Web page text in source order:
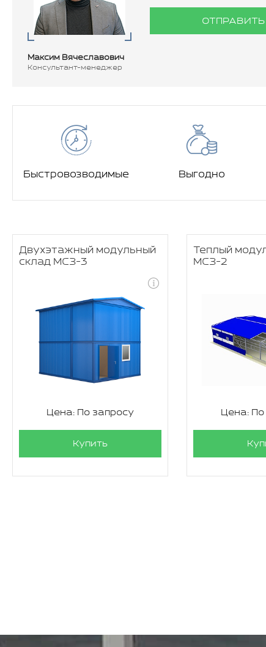
Максим Вячеславович
Консультант-менеджер
ОТПРАВИТЬ
Быстровозводимые Выгодно
Двухэтажный модульный
склад МСЗ-3
Цена: По запросу
Купить
Теплый
МСЗ-2
Цена: По